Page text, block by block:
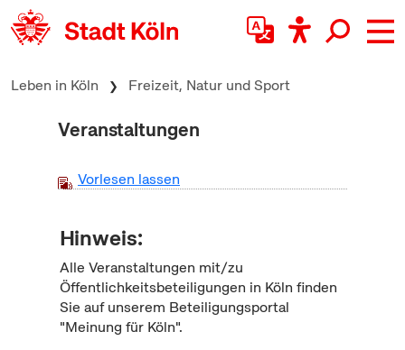
zum Inhalt springen
Leben in Köln Freizeit, Natur und Sport
Veranstaltungen
Vorlesen lassen
Hinweis:
Alle Veranstaltungen mit/zu
Öffentlichkeitsbeteiligungen in Köln finden
Sie auf unserem Beteiligungsportal
"Meinung für Köln".